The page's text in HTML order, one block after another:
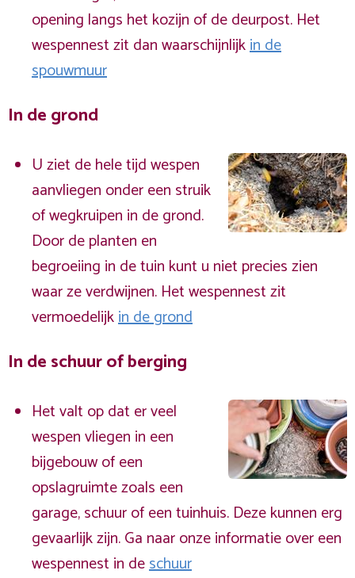
opening langs het kozijn of de deurpost. Het
wespennest zit dan waarschijnlijkin de
spouwmuur
In de grond
U ziet de hele tijd wespen
aanvliegen onder een struik
of wegkruipen in de grond.
Door de planten en
begroeiing in de tuin kunt u niet precies zien
waar ze verdwijnen. Het wespennest zit
vermoedelijkin de grond
In de schuur of berging
Het valt op dat er veel
wespen vliegen in een
bijgebouw of een
opslagruimte zoals een
garage, schuur of een tuinhuis. Deze kunnen erg
gevaarlijk zijn. Ga naar onze informatie over een
wespennest in deschuur